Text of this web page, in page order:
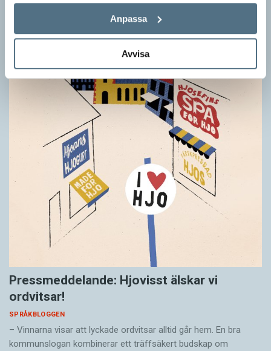
Anpassa
Avvisa
Pressmeddelande: Hjovisst älskar vi
ordvitsar!
SPRÅKBLOGGEN
– Vinnarna visar att lyckade ordvitsar alltid går hem. En bra
kommunslogan kombinerar ett träffsäkert budskap om